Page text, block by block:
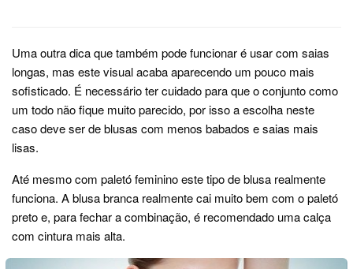
Uma outra dica que também pode funcionar é usar com saias
longas, mas este visual acaba aparecendo um pouco mais
sofisticado. É necessário ter cuidado para que o conjunto como
um todo não fique muito parecido, por isso a escolha neste
caso deve ser de blusas com menos babados e saias mais
lisas.
Até mesmo com paletó feminino este tipo de blusa realmente
funciona. A blusa branca realmente cai muito bem com o paletó
preto e, para fechar a combinação, é recomendado uma calça
com cintura mais alta.